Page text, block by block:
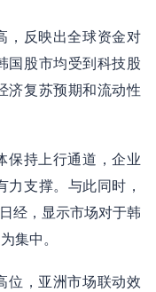
，反映出全球资金对
国股市均受到科技股
济复苏预期和流动性
保持上行通道，企业
支撑。与此同时，
经，显示市场对于韩
集中。
位，亚洲市场联动效